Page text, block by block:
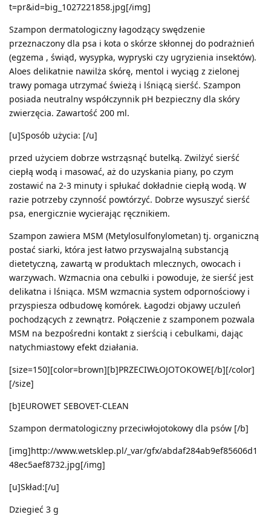
t=pr&id=big_1027221858.jpg[/img]
Szampon dermatologiczny łagodzący swędzenie
przeznaczony dla psa i kota o skórze skłonnej do podrażnień
(egzema , świąd, wysypka, wypryski czy ugryzienia insektów).
Aloes delikatnie nawilża skórę, mentol i wyciąg z zielonej
trawy pomaga utrzymać świeżą i lśniącą sierść. Szampon
posiada neutralny współczynnik pH bezpieczny dla skóry
zwierzęcia. Zawartość 200 ml.
[u]Sposób użycia: [/u]
przed użyciem dobrze wstrząsnąć butelką. Zwilżyć sierść
ciepłą wodą i masować, aż do uzyskania piany, po czym
zostawić na 2-3 minuty i spłukać dokładnie ciepłą wodą. W
razie potrzeby czynność powtórzyć. Dobrze wysuszyć sierść
psa, energicznie wycierając ręcznikiem.
Szampon zawiera MSM (Metylosulfonylometan) tj. organiczną
postać siarki, która jest łatwo przyswajalną substancją
dietetyczną, zawartą w produktach mlecznych, owocach i
warzywach. Wzmacnia ona cebulki i powoduje, że sierść jest
delikatna i lśniąca. MSM wzmacnia system odpornościowy i
przyspiesza odbudowę komórek. Łagodzi objawy uczuleń
pochodzących z zewnątrz. Połączenie z szamponem pozwala
MSM na bezpośredni kontakt z sierścią i cebulkami, dając
natychmiastowy efekt działania.
[size=150][color=brown][b]PRZECIWŁOJOTOKOWE[/b][/color]
[/size]
[b]EUROWET SEBOVET-CLEAN
Szampon dermatologiczny przeciwłojotokowy dla psów [/b]
[img]http://www.wetsklep.pl/_var/gfx/abdaf284ab9ef85606d1
48ec5aef8732.jpg[/img]
[u]Skład:[/u]
Dziegieć 3 g